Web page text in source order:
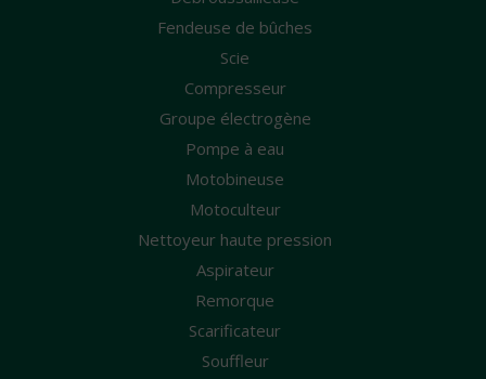
Fendeuse de bûches
Scie
Compresseur
Groupe électrogène
Pompe à eau
Motobineuse
Motoculteur
Nettoyeur haute pression
Aspirateur
Remorque
Scarificateur
Souffleur